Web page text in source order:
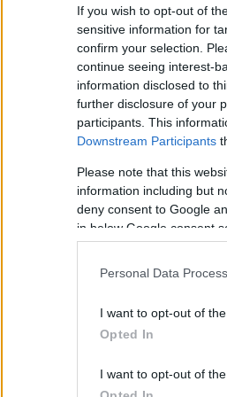
If you wish to opt-out of
sensitive information for
confirm your selection.
continue seeing interest-
information disclosed to
further disclosure of your
participants. This
Downstream Participants
Please note that this
information including but
deny consent to Google
in below Google consent
Personal Data
I want to opt-out of
Opted In
I want to opt-out of
– mondta az
Vasárnap
világ vezető